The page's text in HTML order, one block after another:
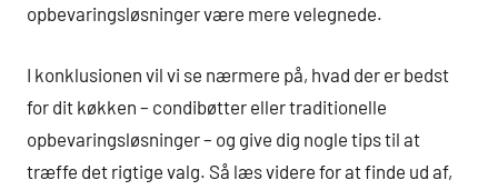
opbevaringsløsninger være mere velegnede.
I konklusionen vil vi se nærmere på, hvad der er bedst
for dit køkken – condibøtter eller traditionelle
opbevaringsløsninger – og give dig nogle tips til at
træffe det rigtige valg. Så læs videre for at finde ud af,